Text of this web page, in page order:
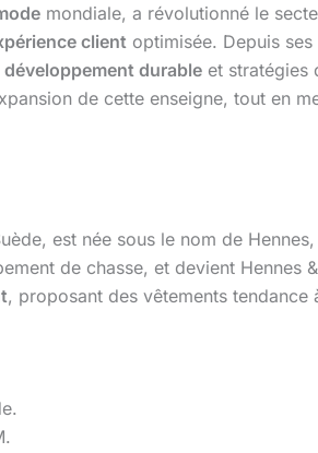
mondiale, a révolutionné le
client optimisée. Depuis
développement durable et stratégies
de cette enseigne, tout en
est née sous le nom de
de chasse, et devient Hennes
, proposant des vêtements tendance